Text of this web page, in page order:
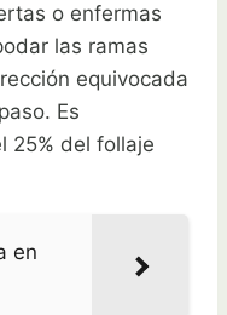
o enfermas
las ramas
equivocada
Es
25% del follaje
en